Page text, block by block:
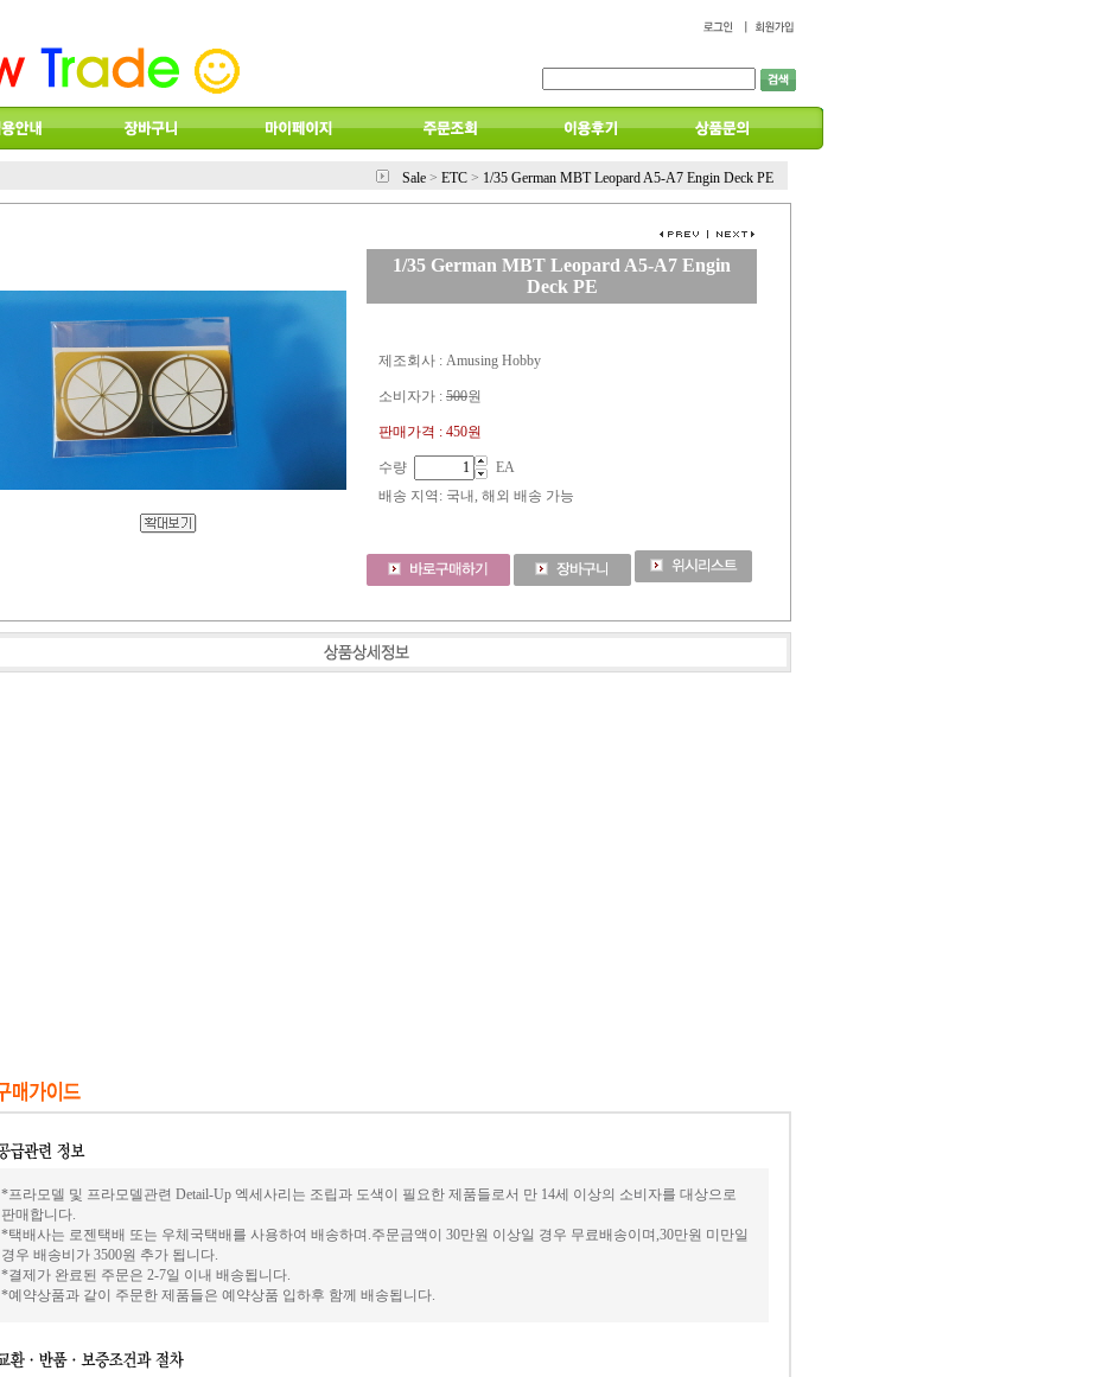
Sale > ETC > 1/35 German MBT Leopard A5-A7 Engin Deck PE
1/35 German MBT Leopard A5-A7 Engin
Deck PE
제조회사 : Amusing Hobby
소비자가 : 500원
판매가격 : 450원
수량
EA
배송 지역 : 국내, 해외 배송 가능
*프라모델 및 프라모델관련 Detail-Up 엑세사리는 조립과 도색이 필요한 제품들로서 만 14세 이상의 소비자를 대상으로
판매합니다.
*택배사는 로젠택배 또는 우체국택배를 사용하여 배송하며.주문금액이 30만원 이상일 경우 무료배송이며,30만원 미만일
경우 배송비가 3500원 추가 됩니다.
*결제가 완료된 주문은 2-7일 이내 배송됩니다.
*예약상품과 같이 주문한 제품들은 예약상품 입하후 함께 배송됩니다.